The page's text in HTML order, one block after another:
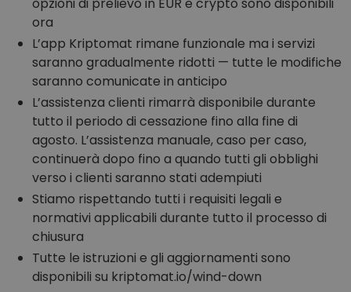
ora
L’app Kriptomat rimane funzionale ma i servizi
saranno gradualmente ridotti — tutte le modifiche
saranno comunicate in anticipo
L’assistenza clienti rimarrà disponibile durante
tutto il periodo di cessazione fino alla fine di
agosto. L’assistenza manuale, caso per caso,
continuerà dopo fino a quando tutti gli obblighi
verso i clienti saranno stati adempiuti
Stiamo rispettando tutti i requisiti legali e
normativi applicabili durante tutto il processo di
chiusura
Tutte le istruzioni e gli aggiornamenti sono
disponibili su kriptomat.io/wind-down